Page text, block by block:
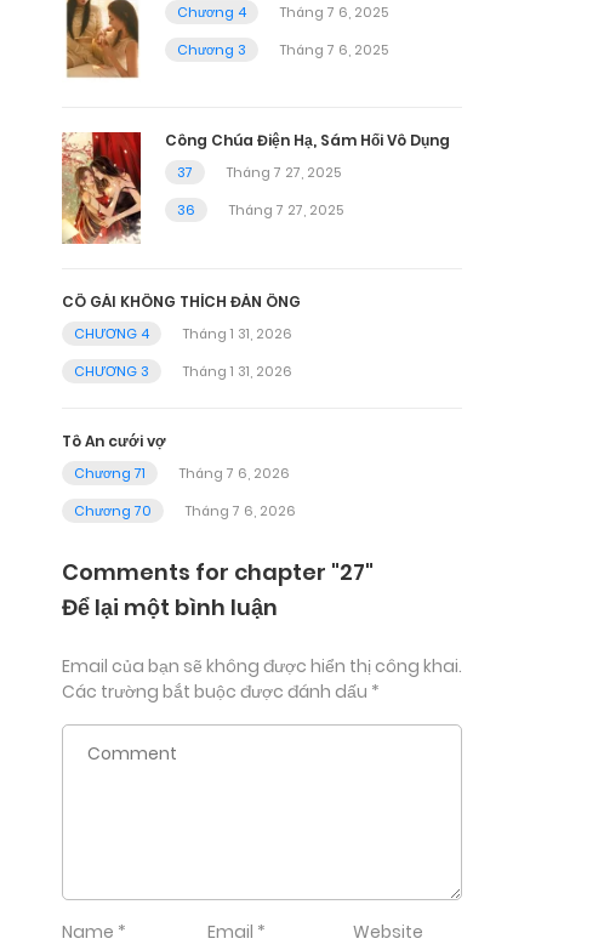
Chương 4
Tháng 7 6, 2025
Chương 3
Tháng 7 6, 2025
Công Chúa Điện Hạ, Sám Hối Vô Dụng
37
Tháng 7 27, 2025
36
Tháng 7 27, 2025
CÔ GÁI KHÔNG THÍCH ĐÀN ÔNG
CHƯƠNG 4
Tháng 1 31, 2026
CHƯƠNG 3
Tháng 1 31, 2026
Tô An cưới vợ
Chương 71
Tháng 7 6, 2026
Chương 70
Tháng 7 6, 2026
Comments for chapter "27"
Để lại một bình luận
Email của bạn sẽ không được hiển thị công khai.
Các trường bắt buộc được đánh dấu *
Name * Email * Website